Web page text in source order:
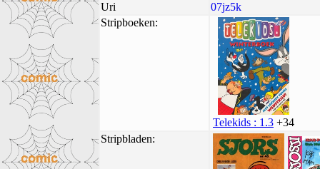
Uri
07jz5k
Stripboeken:
Telekids : 1.3 +34
Stripbladen: